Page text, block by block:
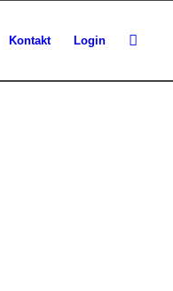
Kontakt Login